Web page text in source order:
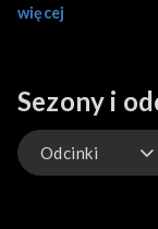
komedię kryminalną
filmoznawcą dr
więcej
Sezony i
Odcinki